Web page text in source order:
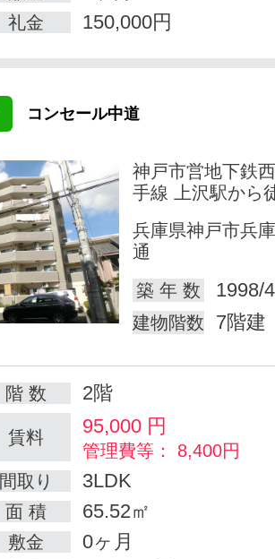
礼金 150,000円
コンセール中道
神戸市営地下鉄
手線 上沢駅から
兵庫県神戸市兵
通
築 年 数
1998/
建物階数 7階建
階 数 2階
賃料 95,000 円
管理費等： 8,400円
間取り
3LDK
面 積 65.52㎡
敷金 0ヶ月